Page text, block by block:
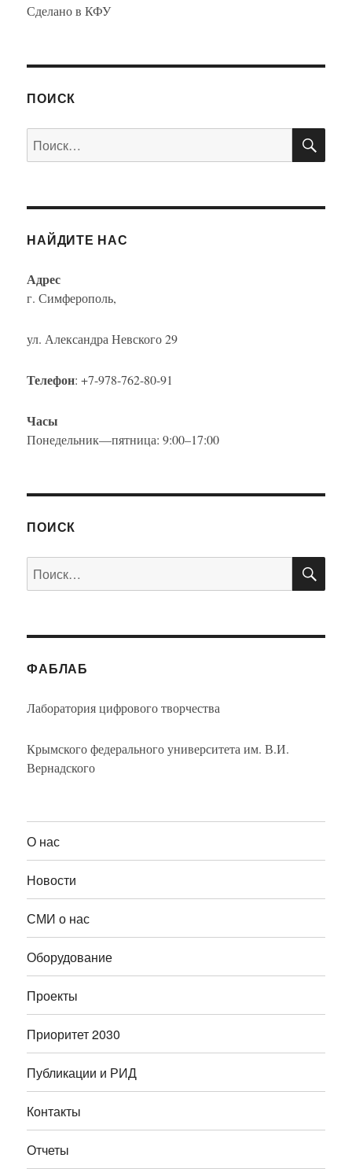
Сделано в КФУ
ПОИСК
Искать:
НАЙДИТЕ НАС
Адрес
г. Симферополь,
ул. Александра Невского 29
Телефон: +7-978-762-80-91
Часы
Понедельник—пятница: 9:00–17:00
ПОИСК
Искать:
ФАБЛАБ
Лаборатория цифрового творчества
Крымского федерального университета им. В.И.
Вернадского
О нас
Новости
СМИ о нас
Оборудование
Проекты
Приоритет 2030
Публикации и РИД
Контакты
Отчеты